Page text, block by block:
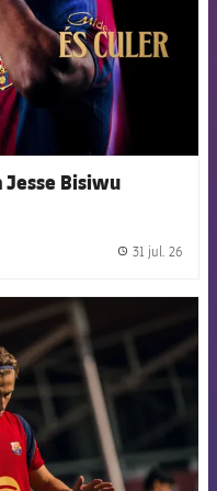
Jesse Bisiwu
31 jul. 26
Barcelona badge